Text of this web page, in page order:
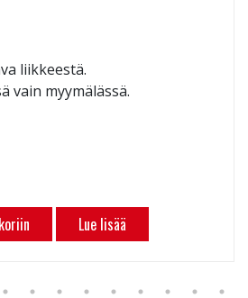
liikkeestä.
vain myymälässä.
Lue lisää